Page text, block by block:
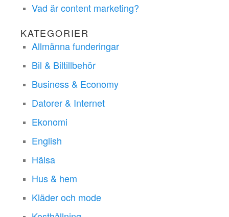
Vad är content marketing?
KATEGORIER
Allmänna funderingar
Bil & Biltillbehör
Business & Economy
Datorer & Internet
Ekonomi
English
Hälsa
Hus & hem
Kläder och mode